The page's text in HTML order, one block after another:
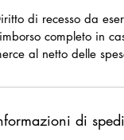
di recesso da
completo in
al netto delle
di